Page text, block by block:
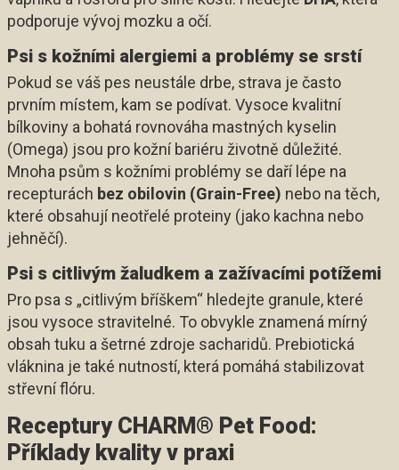
podporuje vývoj mozku a očí.
Psi s kožními alergiemi a problémy se srstí
Pokud se váš pes neustále drbe, strava je často
prvním místem, kam se podívat. Vysoce kvalitní
bílkoviny a bohatá rovnováha mastných kyselin
(Omega) jsou pro kožní bariéru životně důležité.
Mnoha psům s kožními problémy se daří lépe na
recepturách bez obilovin (Grain-Free) nebo na těch,
které obsahují neotřelé proteiny (jako kachna nebo
jehněčí).
Psi s citlivým žaludkem a zažívacími potížemi
Pro psa s „citlivým bříškem“ hledejte granule, které
jsou vysoce stravitelné. To obvykle znamená mírný
obsah tuku a šetrné zdroje sacharidů. Prebiotická
vláknina je také nutností, která pomáhá stabilizovat
střevní flóru.
Receptury CHARM® Pet Food:
Příklady kvality v praxi